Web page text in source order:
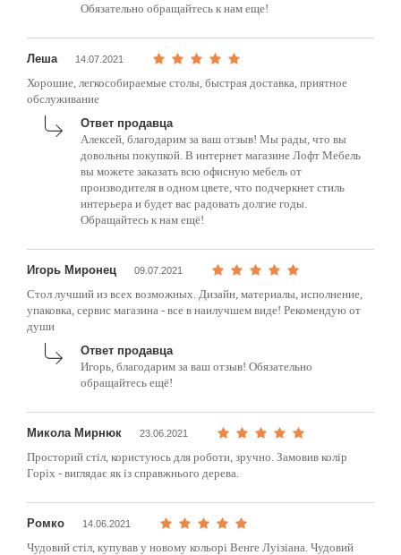
Обязательно обращайтесь к нам еще!
Леша 14.07.2021
Хорошие, легкособираемые столы, быстрая доставка, приятное
обслуживание
Ответ продавца
Алексей, благодарим за ваш отзыв! Мы рады, что вы
довольны покупкой. В интернет магазине Лофт Мебель
вы можете заказать всю офисную мебель от
производителя в одном цвете, что подчеркнет стиль
интерьера и будет вас радовать долгие годы.
Обращайтесь к нам ещё!
Игорь Миронец 09.07.2021
Стол лучший из всех возможных. Дизайн, материалы, исполнение,
упаковка, сервис магазина - все в наилучшем виде! Рекомендую от
души
Ответ продавца
Игорь, благодарим за ваш отзыв! Обязательно
обращайтесь ещё!
Микола Мирнюк 23.06.2021
Просторий стіл, користуюсь для роботи, зручно. Замовив колір
Горіх - виглядає як із справжнього дерева.
Ромко 14.06.2021
Чудовий стіл, купував у новому кольорі Венге Луізіана. Чудовий